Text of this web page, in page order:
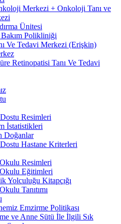
Merkezi + Onkoloji Tanı ve
Ünitesi
Polikliniği
Ve Tedavi Merkezi (Erişkin)
Retinopatisi Tanı Ve Tedavi
Resimleri
İstatistikleri
Doğanlar
Hastane Kriterleri
Resimleri
Eğitimleri
Yolculuğu Kitapçığı
Tanıtımı
Emzirme Politikası
ve Anne Sütü İle İlgili Sık